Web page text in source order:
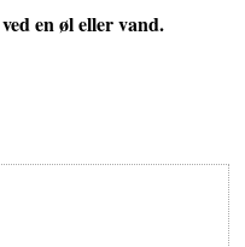
en øl eller vand.